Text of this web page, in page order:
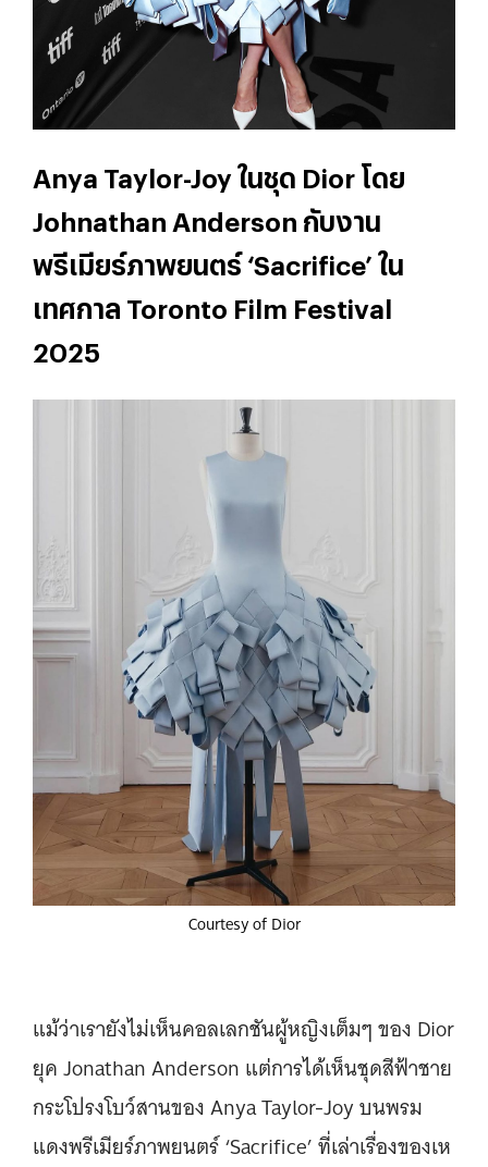
Anya Taylor-Joy ในชุด Dior โดย
Johnathan Anderson กับงาน
พรีเมียร์ภาพยนตร์ ‘Sacrifice’ ใน
เทศกาล Toronto Film Festival
2025
Courtesy of Dior
แม้ว่าเรายังไม่เห็นคอลเลกชันผู้หญิงเต็มๆ ของ Dior
ยุค Jonathan Anderson แต่การได้เห็นชุดสีฟ้าชาย
กระโปรงโบว์สานของ Anya Taylor-Joy บนพรม
แดงพรีเมียร์ภาพยนตร์ ‘Sacrifice’ ที่เล่าเรื่องของเห